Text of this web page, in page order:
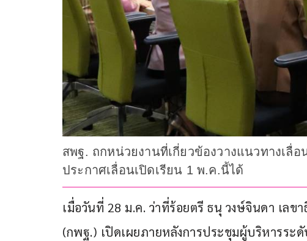
สพฐ. ถกหน่วยงานที่เกี่ยวข้องวางแนวทางเลื่
ประกาศเลื่อนเปิดเรียน 1 พ.ค.นี้ได้
เมื่อวันที่ 28 ม.ค. ว่าที่ร้อยตรี ธนุ วงษ์จินดา เล
(กพฐ.) เปิดเผยภายหลังการประชุมผู้บริหารระ